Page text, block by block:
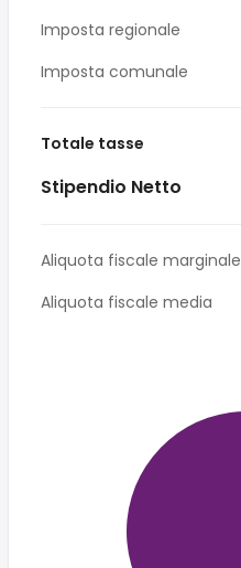
Imposta regionale
Imposta comunale
Totale tasse
Stipendio Netto
Aliquota fiscale marginale
Aliquota fiscale media